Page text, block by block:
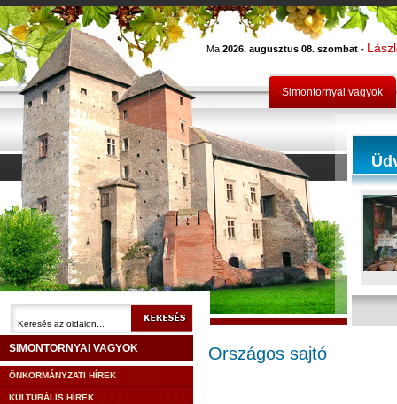
Ma 2026. augusztus 08. szombat -
Simontornyai vagyok
SIMONTORNYAI VAGYOK
ÖNKORMÁNYZATI HÍREK
KULTURÁLIS HÍREK
Országos sajtó